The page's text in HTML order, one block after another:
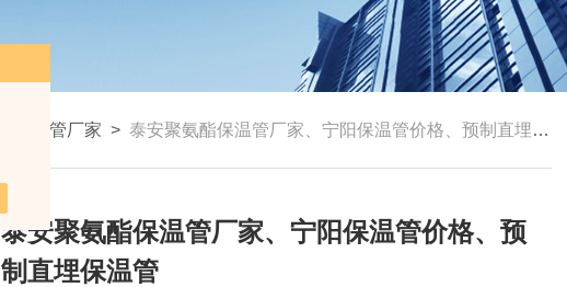
保温管厂家 > 泰安聚氨酯保温管厂家、宁阳保温管价格、预制直埋保温管
泰安聚氨酯保温管厂家、宁阳保温管价格、预
制直埋保温管